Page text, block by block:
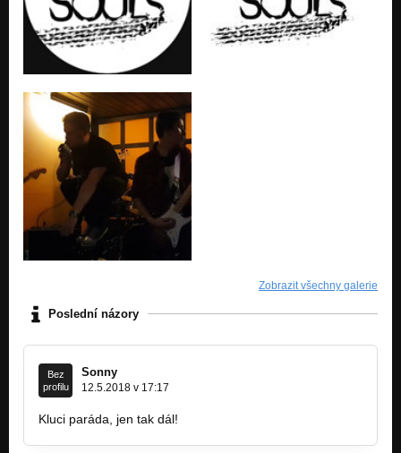
Zobrazit všechny galerie
Poslední názory
Bez
profilu
Sonny
12.5.2018 v 17:17
Kluci paráda, jen tak dál!